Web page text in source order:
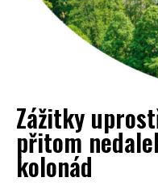
Zážitky
přitom
kolonád